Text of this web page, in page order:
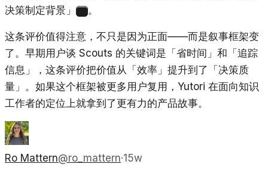
决策制定背景」
。
这条评价值得注意，不只是因为正面——而是叙事框架变
了。早期用户谈 Scouts 的关键词是「省时间」和「追踪
信息」，这条评价把价值从「效率」提升到了「决策质
量」。如果这个框架被更多用户复用，Yutori 在面向知识
工作者的定位上就拿到了更有力的产品故事。
Ro Mattern@ro_mattern·15w